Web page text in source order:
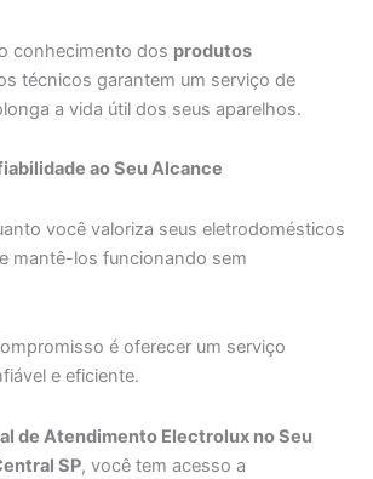
conhecimento dos produtos
técnicos garantem um serviço de
a vida útil dos seus aparelhos.
ao Seu Alcance
você valoriza seus eletrodomésticos
mantê-los funcionando sem
é oferecer um serviço
e eficiente.
de Atendimento Electrolux no Seu
SP, você tem acesso a